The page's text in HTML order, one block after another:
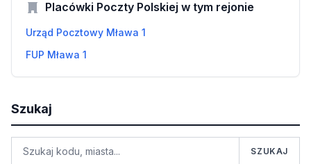
Placówki Poczty Polskiej w tym rejonie
Urząd Pocztowy Mława 1
FUP Mława 1
Szukaj
SZUKAJ